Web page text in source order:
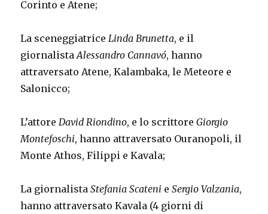
Corinto e Atene;
La sceneggiatrice Linda Brunetta, e il
giornalistaAlessandro Cannavó, hanno
attraversato Atene, Kalambaka, le Meteore e
Salonicco;
L’attore David Riondino, e lo scrittoreGiorgio
Montefoschi, hanno attraversato Ouranopoli, il
Monte Athos, Filippi e Kavala;
La giornalistaStefania Scateni eSergio Valzania,
hanno attraversato Kavala (4 giorni di